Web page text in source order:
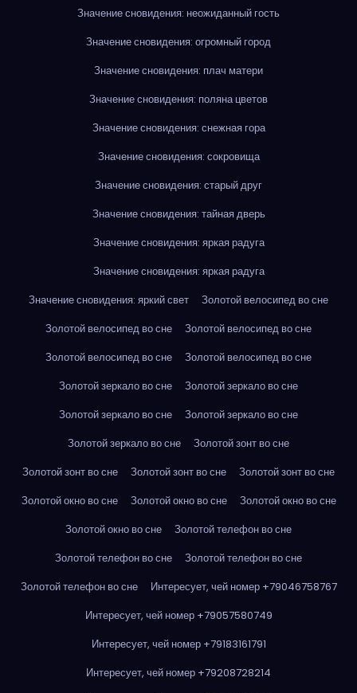
Значение сновидения: неожиданный гость
Значение сновидения: огромный город
Значение сновидения: плач матери
Значение сновидения: поляна цветов
Значение сновидения: снежная гора
Значение сновидения: сокровища
Значение сновидения: старый друг
Значение сновидения: тайная дверь
Значение сновидения: яркая радуга
Значение сновидения: яркая радуга
Значение сновидения: яркий свет
Золотой велосипед во сне
Золотой велосипед во сне
Золотой велосипед во сне
Золотой велосипед во сне
Золотой велосипед во сне
Золотой зеркало во сне
Золотой зеркало во сне
Золотой зеркало во сне
Золотой зеркало во сне
Золотой зеркало во сне
Золотой зонт во сне
Золотой зонт во сне
Золотой зонт во сне
Золотой зонт во сне
Золотой окно во сне
Золотой окно во сне
Золотой окно во сне
Золотой окно во сне
Золотой телефон во сне
Золотой телефон во сне
Золотой телефон во сне
Золотой телефон во сне
Интересует, чей номер +79046758767
Интересует, чей номер +79057580749
Интересует, чей номер +79183161791
Интересует, чей номер +79208728214